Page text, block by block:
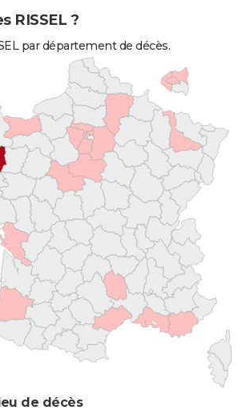
RISSEL ?
par département de décès.
de décès